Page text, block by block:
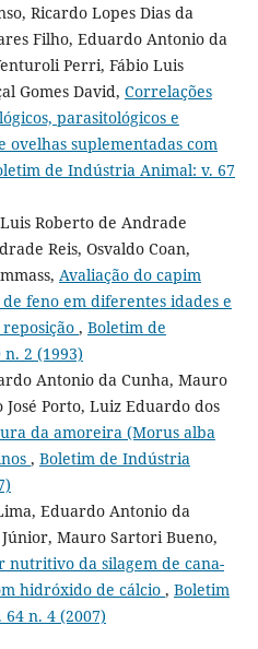
Ricardo Lopes Dias da
Filho, Eduardo Antonio da
Perri, Fábio Luis
Gomes David, Correlações
parasitológicos e
ovelhas suplementadas com
de Indústria Animal: v. 67
Roberto de Andrade
Reis, Osvaldo Coan,
Avaliação do capim
feno em diferentes idades e
, Boletim de
2 (1993)
Antonio da Cunha, Mauro
Porto, Luiz Eduardo dos
da amoreira (Morus alba
, Boletim de Indústria
Eduardo Antonio da
Mauro Sartori Bueno,
nutritivo da silagem de cana-
hidróxido de cálcio , Boletim
n. 4 (2007)